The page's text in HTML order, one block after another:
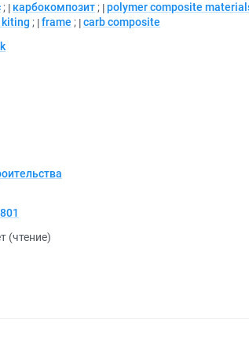
; карбокомпозит ; polymer composite
; frame ; carb composite
(чтение)